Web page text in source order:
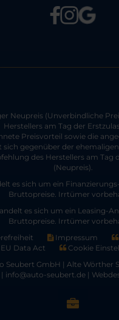
Neupreis (Unverbindliche
Herstellers am Tag der
Preisvorteil sowie die
sich gegenüber der
des Herstellers am Tag
(Neupreis).
es sich um ein
Bruttopreise. Irrtümer
es sich um ein Leasing-
Bruttopreise. Irrtümer
Impressum
EU Data Act
Cookie
Seubert GmbH | Alte Wörther
info@auto-seubert.de |